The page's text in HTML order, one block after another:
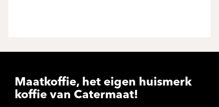
Maatkoffie, het eigen huismerk
koffie van Catermaat!